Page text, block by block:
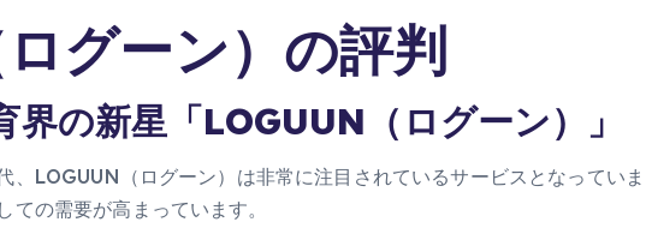
グーン）の評判
の新星「LOGUUN（ログーン）」
、LOGUUN（ログーン）は非常に注目されているサービスとなっていま
の需要が高まっています。